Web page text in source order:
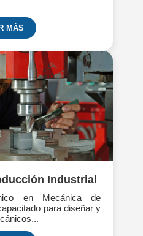
MÁS
Industrial
en Mecánica de
para diseñar y